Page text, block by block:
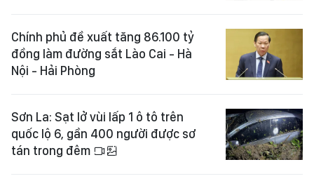
Chính phủ đề xuất tăng 86.100 tỷ
đồng làm đường sắt Lào Cai - Hà
Nội - Hải Phòng
Sơn La: Sạt lở vùi lấp 1 ô tô trên
quốc lộ 6, gần 400 người được sơ
tán trong đêm